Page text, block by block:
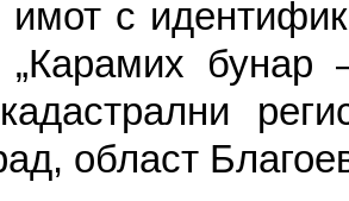
имот с
„Карамих
област